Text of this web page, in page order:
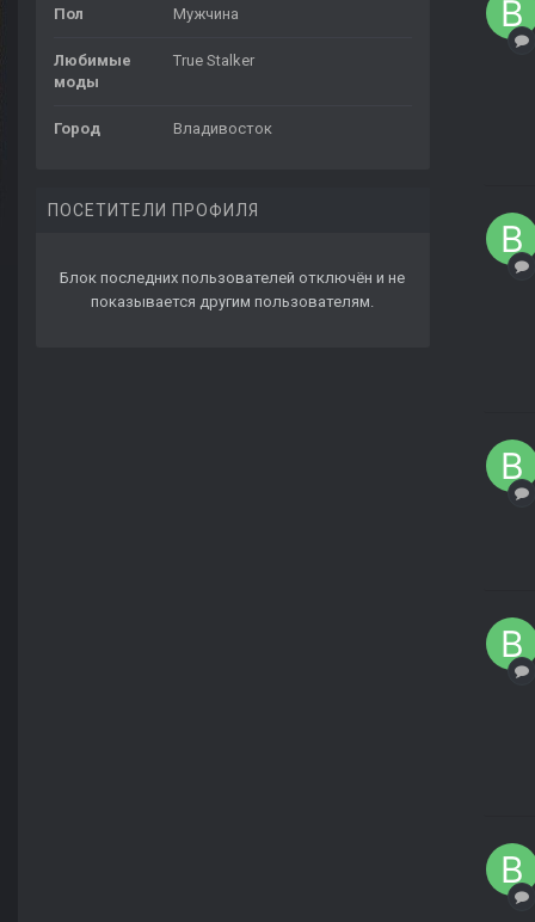
Пол Мужчина
Любимые
моды
True Stalker
Город Владивосток
ПОСЕТИТЕЛИ ПРОФИЛЯ
Блок последних пользователей отключён и не
показывается другим пользователям.